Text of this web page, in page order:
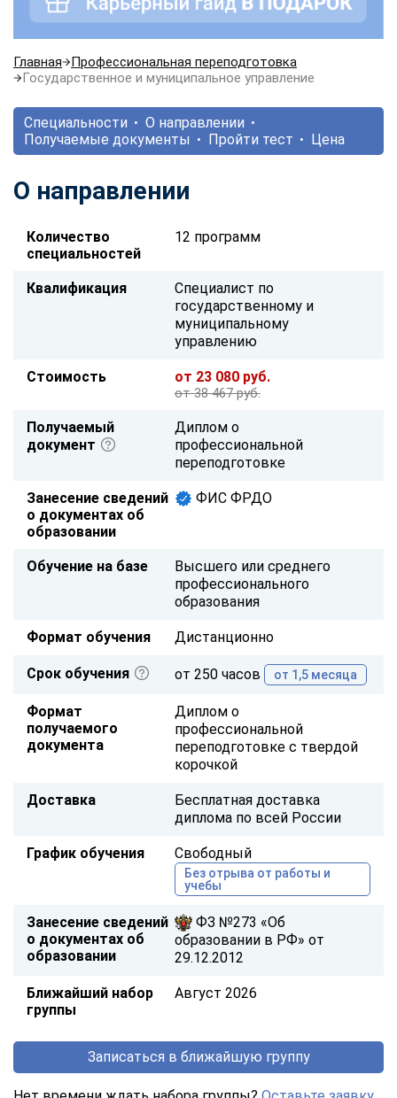
Главная
Профессиональная переподготовка
Государственное и муниципальное управление
Специальности
О направлении
Получаемые документы
Пройти тест Цена
О направлении
Количество
специальностей
12 программ
Квалификация
Специалист по
государственному и
муниципальному
управлению
Стоимость от 23 080 руб.
от 38 467 руб.
Получаемый
документ
Диплом о
профессиональной
переподготовке
Занесение сведений
о документах об
образовании
ФИС ФРДО
Обучение на базе
Высшего или среднего
профессионального
образования
Формат обучения Дистанционно
Срок обучения от 250 часов от 1,5 месяца
Формат
получаемого
документа
Диплом о
профессиональной
переподготовке с твердой
корочкой
Доставка
Бесплатная доставка
диплома по всей России
График обучения Свободный
Без отрыва от работы и
учебы
Занесение сведений
о документах об
образовании
ФЗ №273 «Об
образовании в РФ» от
29.12.2012
Ближайший набор
группы
Август 2026
Записаться в ближайшую группу